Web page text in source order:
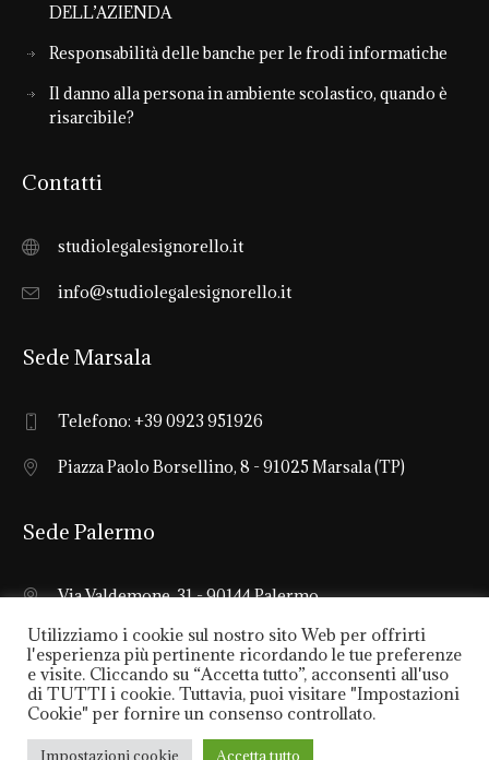
DELL’AZIENDA
Responsabilità delle banche per le frodi informatiche
Il danno alla persona in ambiente scolastico, quando è
risarcibile?
Contatti
studiolegalesignorello.it
info@studiolegalesignorello.it
Sede Marsala
Telefono: +39 0923 951926
Piazza Paolo Borsellino, 8 - 91025 Marsala (TP)
Sede Palermo
Via Valdemone, 31 - 90144 Palermo
Studio Legale Signorello © 2021 | Partita IVA: 02465510812
Utilizziamo i cookie sul nostro sito Web per offrirti
l'esperienza più pertinente ricordando le tue preferenze
e visite. Cliccando su “Accetta tutto”, acconsenti all'uso
di TUTTI i cookie. Tuttavia, puoi visitare "Impostazioni
Cookie" per fornire un consenso controllato.
Impostazioni cookie Accetta tutto